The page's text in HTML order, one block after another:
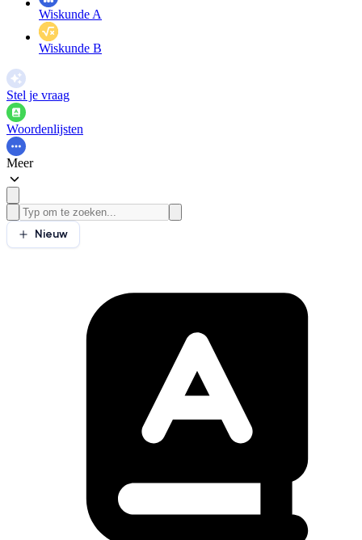
Wiskunde A
Wiskunde B
Stel je vraag
Woordenlijsten
Meer
Nieuw